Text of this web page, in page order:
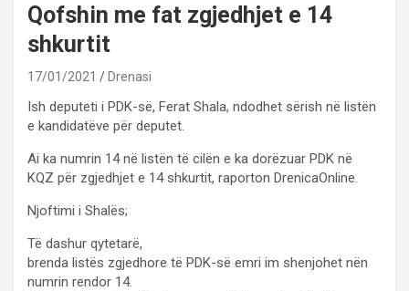
Qofshin me fat zgjedhjet e 14
shkurtit
17/01/2021 Drenasi
Ish deputeti i PDK-së, Ferat Shala, ndodhet sërish në listën
e kandidatëve për deputet.
Ai ka numrin 14 në listën të cilën e ka dorëzuar PDK në
KQZ për zgjedhjet e 14 shkurtit, raporton DrenicaOnline.
Njoftimi i Shalës;
Të dashur qytetarë,
brenda listës zgjedhore të PDK-së emri im shenjohet nën
numrin rendor 14.